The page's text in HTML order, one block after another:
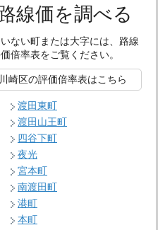
線価を調べる
ない町または大字には、路線
倍率表をご覧ください。
川崎区の評価倍率表はこちら
渡田東町
渡田山王町
四谷下町
夜光
宮本町
南渡田町
港町
本町